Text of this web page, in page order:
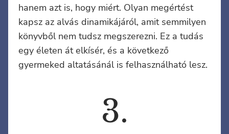
hanem azt is, hogy miért. Olyan megértést
kapsz az alvás dinamikájáról, amit semmilyen
könyvből nem tudsz megszerezni. Ez a tudás
egy életen át elkísér, és a következő
gyermeked altatásánál is felhasználható lesz.
3.